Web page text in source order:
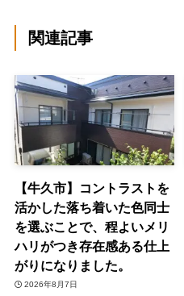
関連記事
【牛久市】コントラストを
活かした落ち着いた色同士
を選ぶことで、程よいメリ
ハリがつき存在感ある仕上
がりになりました。
2026年8月7日